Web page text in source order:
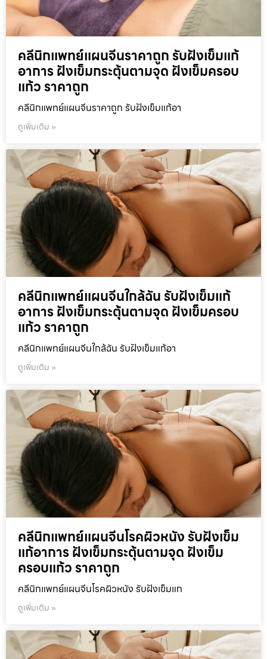
คลีนิกแพทย์แผนจีนราคาถูก รับฝังเข็มแก้
อาการ ฝังเข็มกระตุ้นตามจุด ฝังเข็มครอบ
แก้ว ราคาถูก
คลีนิกแพทย์แผนจีนราคาถูก รับฝังเข็มแก้อา
ดูเพิ่มเติม »
คลีนิกแพทย์แผนจีนใกล้ฉัน รับฝังเข็มแก้
อาการ ฝังเข็มกระตุ้นตามจุด ฝังเข็มครอบ
แก้ว ราคาถูก
คลีนิกแพทย์แผนจีนใกล้ฉัน รับฝังเข็มแก้อา
ดูเพิ่มเติม »
คลีนิกแพทย์แผนจีนโรคผิวหนัง รับฝังเข็ม
แก้อาการ ฝังเข็มกระตุ้นตามจุด ฝังเข็ม
ครอบแก้ว ราคาถูก
คลีนิกแพทย์แผนจีนโรคผิวหนัง รับฝังเข็มแก
ดูเพิ่มเติม »